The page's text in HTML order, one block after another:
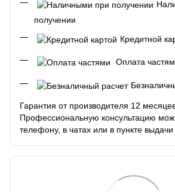
получении
Кредитной
Оплата
Гарантия от производителя 12
Профессиональную консультацию
телефону, в чатах или в пункте выдачи